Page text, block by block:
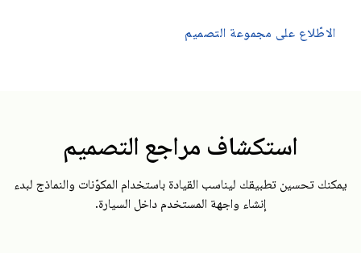
الاطّلاع على مجموعة التصميم
استكشاف مراجع التصميم
يمكنك تحسين تطبيقك ليناسب القيادة باستخدام المكوّنات والنماذج لبدء
إنشاء واجهة المستخدم داخل السيارة.